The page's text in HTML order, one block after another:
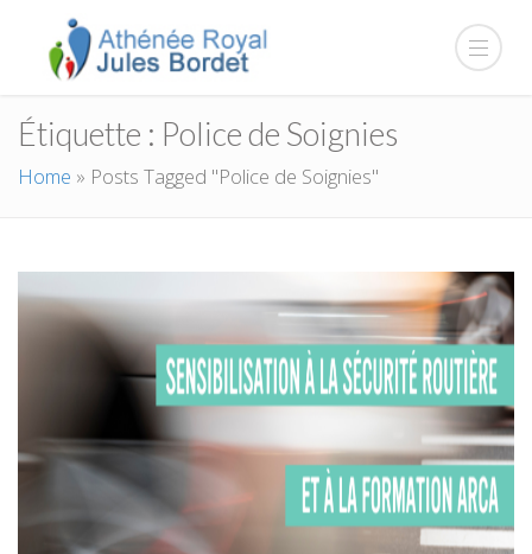
Étiquette : Police de Soignies
Home » Posts Tagged "Police de Soignies"